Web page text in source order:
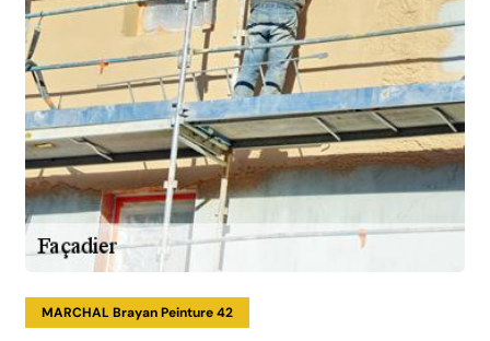
MARCHAL Brayan Peinture 42